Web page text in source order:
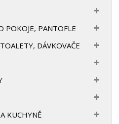
POKOJE, PANTOFLE
DÁVKOVAČE
KUCHYNĚ